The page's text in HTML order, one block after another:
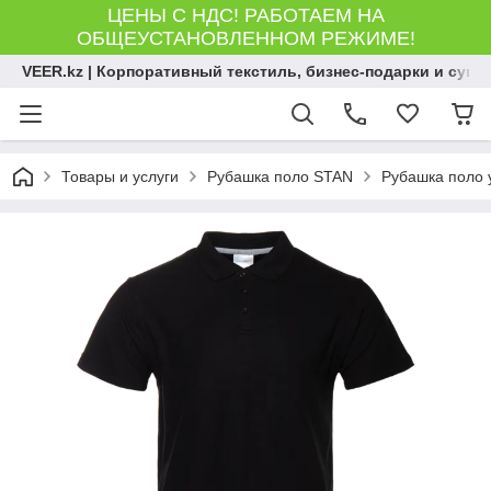
ЦЕНЫ С НДС! РАБОТАЕМ НА
ОБЩЕУСТАНОВЛЕННОМ РЕЖИМЕ!
VEER.kz | Корпоративный текстиль, бизнес-подарки и
Товары и услуги Рубашка поло STAN Рубашка поло